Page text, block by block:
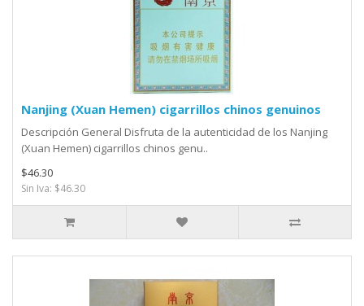
Nanjing (Xuan Hemen) cigarrillos chinos genuinos
Descripción General Disfruta de la autenticidad de los Nanjing
(Xuan Hemen) cigarrillos chinos genu..
$46.30
Sin Iva: $46.30